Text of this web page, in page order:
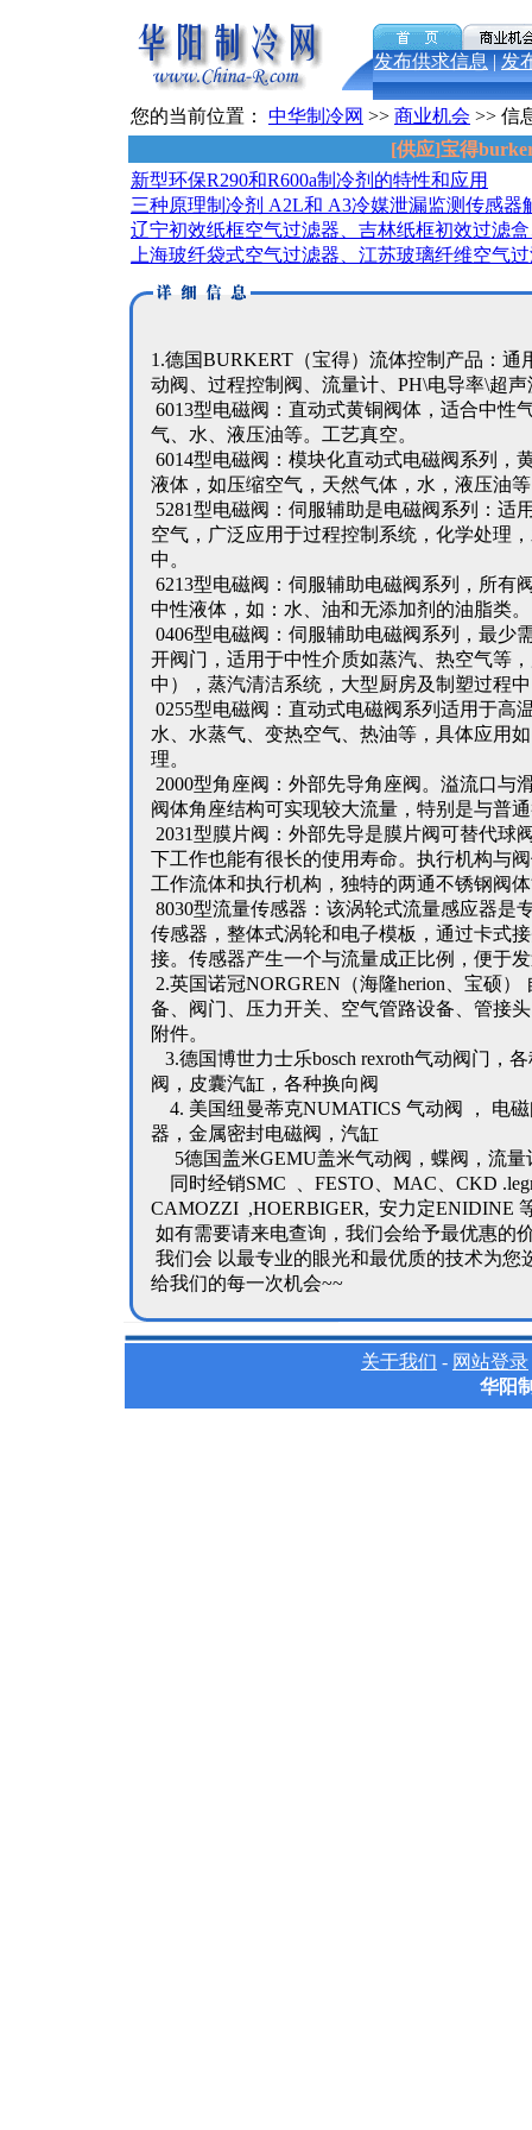
发布供求信息 | 发
您的当前位置： 中华制冷网 >> 商业机会 >> 信
[供应]宝得
新型环保R290和R600a制冷剂的特性和应用
三种原理制冷剂 A2L和 A3冷媒泄漏监测传感器
辽宁初效纸框空气过滤器、吉林纸框初效过滤
上海玻纤袋式空气过滤器、江苏玻璃纤维空气
1.德国BURKERT（宝得）流体控制产品：通
动阀、过程控制阀、流量计、PH\电导率\超
6013型电磁阀：直动式黄铜阀体，适合中性
气、水、液压油等。工艺真空。
6014型电磁阀：模块化直动式电磁阀系列，
液体，如压缩空气，天然气体，水，液压油
5281型电磁阀：伺服辅助是电磁阀系列：适
空气，广泛应用于过程控制系统，化学处理
中。
6213型电磁阀：伺服辅助电磁阀系列，所有
中性液体，如：水、油和无添加剂的油脂类。
0406型电磁阀：伺服辅助电磁阀系列，最少
开阀门，适用于中性介质如蒸汽、热空气等
中），蒸汽清洁系统，大型厨房及制塑过程
0255型电磁阀：直动式电磁阀系列适用于高
水、水蒸气、变热空气、热油等，具体应用
理。
2000型角座阀：外部先导角座阀。溢流口与
阀体角座结构可实现较大流量，特别是与普
2031型膜片阀：外部先导是膜片阀可替代球
下工作也能有很长的使用寿命。执行机构与
工作流体和执行机构，独特的两通不锈钢阀
8030型流量传感器：该涡轮式流量感应器是
传感器，整体式涡轮和电子模板，通过卡式
接。传感器产生一个与流量成正比例，便于
2.英国诺冠NORGREN（海隆herion、宝硕
备、阀门、压力开关、空气管路设备、管接
附件。
3.德国博世力士乐bosch rexroth气动阀门，
阀，皮囊汽缸，各种换向阀
4. 美国纽曼蒂克NUMATICS 气动阀 ， 电
器，金属密封电磁阀，汽缸
5德国盖米GEMU盖米气动阀，蝶阀，流量
同时经销SMC 、FESTO、MAC、CKD
CAMOZZI ,HOERBIGER, 安力定ENIDINE
如有需要请来电查询，我们会给予最优惠的
我们会 以最专业的眼光和最优质的技术为您
给我们的每一次机会~~
关于我们 - 网站登录
华阳